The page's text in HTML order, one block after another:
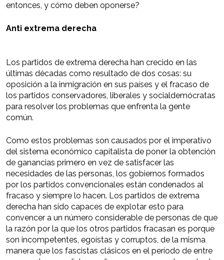
entonces, y cómo deben oponerse?
Anti extrema derecha
Los partidos de extrema derecha han crecido en las
últimas décadas como resultado de dos cosas: su
oposición a la inmigración en sus países y el fracaso de
los partidos conservadores, liberales y socialdemócratas
para resolver los problemas que enfrenta la gente
común.
Como estos problemas son causados por el imperativo
del sistema económico capitalista de poner la obtención
de ganancias primero en vez de satisfacer las
necesidades de las personas, los gobiernos formados
por los partidos convencionales están condenados al
fracaso y siempre lo hacen. Los partidos de extrema
derecha han sido capaces de explotar esto para
convencer a un número considerable de personas de que
la razón por la que los otros partidos fracasan es porque
son incompetentes, egoístas y corruptos, de la misma
manera que los fascistas clásicos en el período de entre